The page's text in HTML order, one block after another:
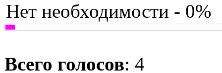
Нет необходимости - 0%
Всего голосов: 4